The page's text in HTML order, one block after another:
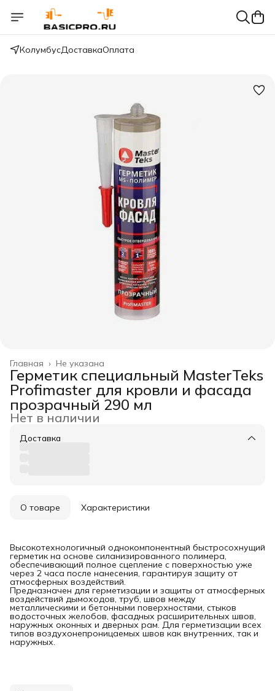
КолумбусДоставкаОплата
Не указана
Главная ›
Герметик специальный MasterTeks
Profimaster для кровли и фасада
прозрачный 290 мл
Нет в наличии
Доставка
О товаре Характеристики
Высокотехнологичный однокомпонентный быстросохнущий
герметик на основе силанизированного полимера,
обеспечивающий полное сцепление с поверхностью уже
через 2 часа после нанесения, гарантируя защиту от
атмосферных воздействий.
Предназначен для герметизации и защиты от атмосферных
воздействий дымоходов, труб, швов между
металлическими и бетонными поверхностями, стыков
водосточных желобов, фасадных расширительных швов,
наружных оконных и дверных рам. Для герметизации всех
типов воздухонепроницаемых швов как внутренних, так и
наружных.